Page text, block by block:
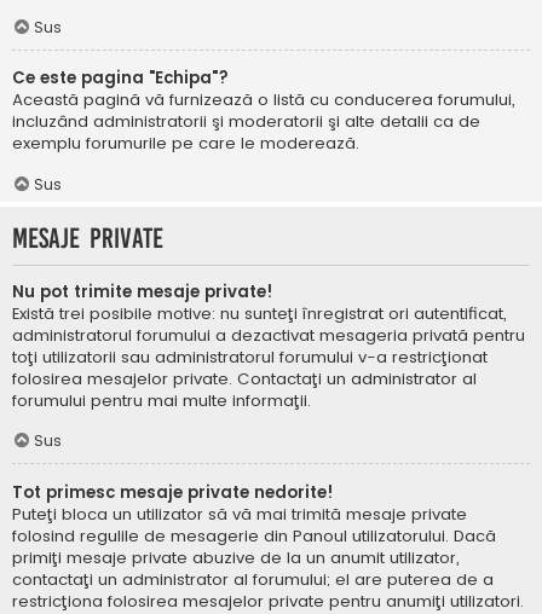
Sus
Ce este pagina "Echipa"?
Această pagină vă furnizează o listă cu conducerea forumului,
incluzând administratorii şi moderatorii şi alte detalii ca de
exemplu forumurile pe care le moderează.
Sus
Mesaje private
Nu pot trimite mesaje private!
Există trei posibile motive: nu sunteţi înregistrat ori autentificat,
administratorul forumului a dezactivat mesageria privată pentru
toţi utilizatorii sau administratorul forumului v-a restricţionat
folosirea mesajelor private. Contactaţi un administrator al
forumului pentru mai multe informaţii.
Sus
Tot primesc mesaje private nedorite!
Puteţi bloca un utilizator să vă mai trimită mesaje private
folosind regulile de mesagerie din Panoul utilizatorului. Dacă
primiţi mesaje private abuzive de la un anumit utilizator,
contactaţi un administrator al forumului; el are puterea de a
restricţiona folosirea mesajelor private pentru anumiţi utilizatori.